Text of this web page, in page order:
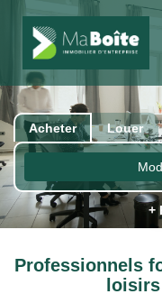
Acheter Louer
+
Professionnels